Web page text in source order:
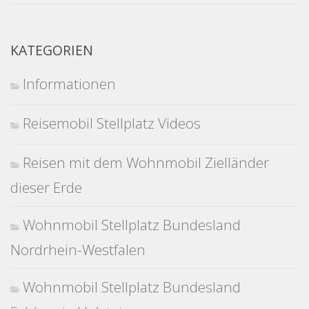
KATEGORIEN
Informationen
Reisemobil Stellplatz Videos
Reisen mit dem Wohnmobil Zielländer
dieser Erde
Wohnmobil Stellplatz Bundesland
Nordrhein-Westfalen
Wohnmobil Stellplatz Bundesland